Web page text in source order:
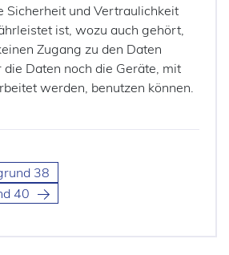
Sicherheit und Vertraulichkeit
ist, wozu auch gehört,
Zugang zu den Daten
Daten noch die Geräte, mit
werden, benutzen können.
38
40